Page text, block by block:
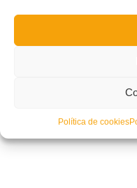
Política de cookies